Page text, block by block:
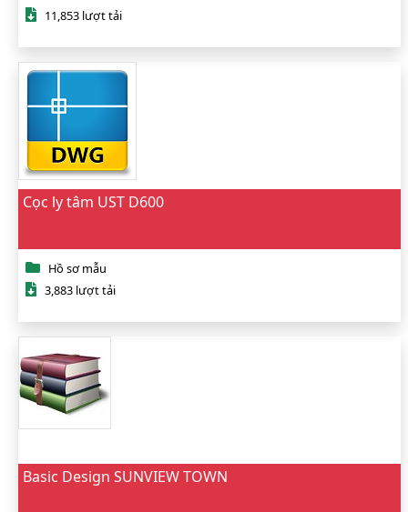
11,853 lượt tải
Cọc ly tâm UST D600
Hồ sơ mẫu
3,883 lượt tải
Basic Design SUNVIEW TOWN